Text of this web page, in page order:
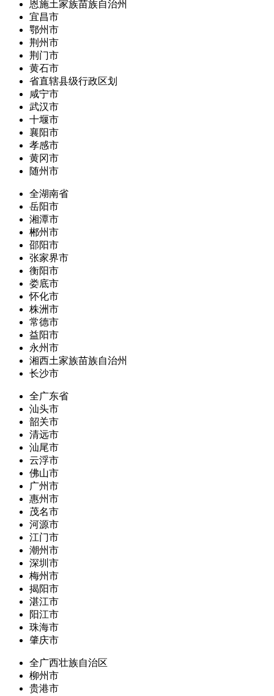
恩施土家族苗族自治州
宜昌市
鄂州市
荆州市
荆门市
黄石市
省直辖县级行政区划
咸宁市
武汉市
十堰市
襄阳市
孝感市
黄冈市
随州市
全湖南省
岳阳市
湘潭市
郴州市
邵阳市
张家界市
衡阳市
娄底市
怀化市
株洲市
常德市
益阳市
永州市
湘西土家族苗族自治州
长沙市
全广东省
汕头市
韶关市
清远市
汕尾市
云浮市
佛山市
广州市
惠州市
茂名市
河源市
江门市
潮州市
深圳市
梅州市
揭阳市
湛江市
阳江市
珠海市
肇庆市
全广西壮族自治区
柳州市
贵港市